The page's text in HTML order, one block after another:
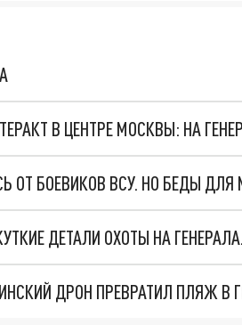
В ЦЕНТРЕ МОСКВЫ: НА
ОТ БОЕВИКОВ ВСУ. НО БЕДЫ
ДРОН ПРЕВРАТИЛ ПЛЯЖ В